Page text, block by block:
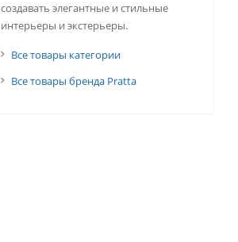
создавать элегантные и стильные
интерьеры и экстерьеры.
Все товары категории
Все товары бренда Pratta